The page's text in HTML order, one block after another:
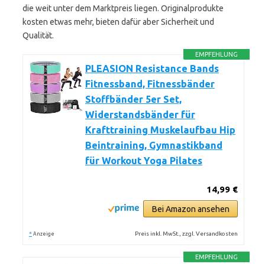
die weit unter dem Marktpreis liegen. Originalprodukte
kosten etwas mehr, bieten dafür aber Sicherheit und
Qualität.
EMPFEHLUNG
PLEASION Resistance Bands
Fitnessband, Fitnessbänder
Stoffbänder 5er Set,
Widerstandsbänder für
Krafttraining Muskelaufbau Hip
Beintraining, Gymnastikband
für Workout Yoga Pilates
14,99 €
Bei Amazon ansehen
* Anzeige Preis inkl. MwSt., zzgl. Versandkosten
EMPFEHLUNG